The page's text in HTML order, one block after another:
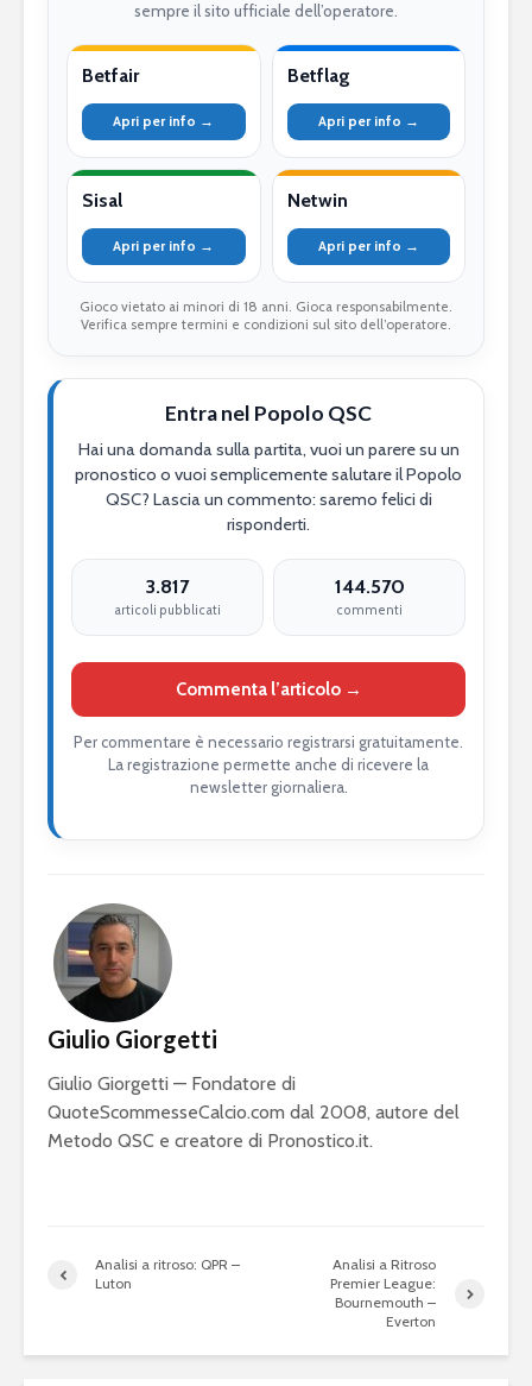
sempre il sito ufficiale dell’operatore.
Betfair
Apri per info →
Betflag
Apri per info →
Sisal
Apri per info →
Netwin
Apri per info →
Gioco vietato ai minori di 18 anni. Gioca responsabilmente.
Verifica sempre termini e condizioni sul sito dell’operatore.
Entra nel Popolo QSC
Hai una domanda sulla partita, vuoi un parere su un
pronostico o vuoi semplicemente salutare il Popolo
QSC? Lascia un commento: saremo felici di
risponderti.
3.817
articoli pubblicati
144.570
commenti
Commenta l’articolo →
Per commentare è necessario registrarsi gratuitamente.
La registrazione permette anche di ricevere la
newsletter giornaliera.
Giulio Giorgetti
Giulio Giorgetti — Fondatore di
QuoteScommesseCalcio.com dal 2008, autore del
Metodo QSC e creatore di Pronostico.it.
Analisi a ritroso: QPR –
Luton
Analisi a Ritroso
Premier League:
Bournemouth –
Everton